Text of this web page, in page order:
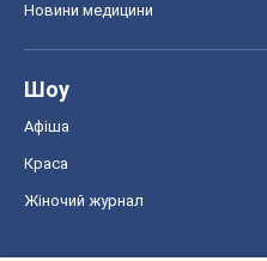
Новини медицини
Шоу
Афіша
Краса
Жіночий журнал